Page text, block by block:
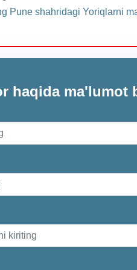
Pune shahridagi Yoriqlarni
haqida ma'lumot